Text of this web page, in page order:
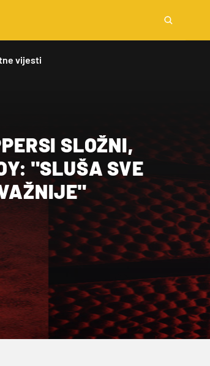
vijesti
SLOŽNI,
"SLUŠA SVE